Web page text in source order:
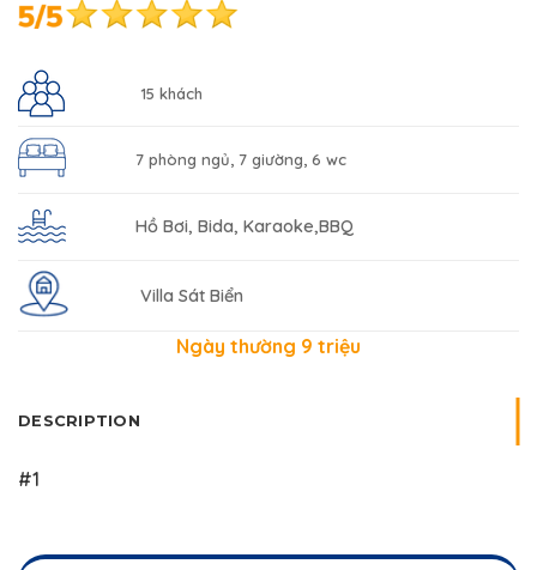
15 khách
7 phòng ngủ, 7 giường, 6 wc
Hồ Bơi, Bida, Karaoke,BBQ
Villa Sát Biển
Ngày thường 9 triệu
DESCRIPTION
#1